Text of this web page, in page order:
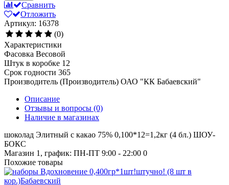
Сравнить
Отложить
Артикул: 16378
(0)
Характеристики
Фасовка Весовой
Штук в коробке 12
Срок годности 365
Производитель (Производитель) ОАО "КК Бабаевский"
Описание
Отзывы и вопросы (0)
Наличие в магазинах
шоколад Элитный с какао 75% 0,100*12=1,2кг (4 бл.) ШОУ-
БОКС
Магазин 1, график: ПН-ПТ 9:00 - 22:00 0
Похожие товары